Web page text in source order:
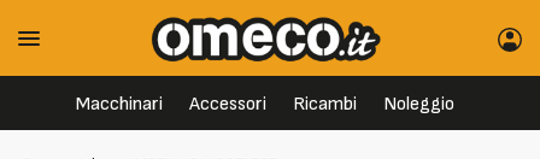
Macchinari Accessori Ricambi Noleggio